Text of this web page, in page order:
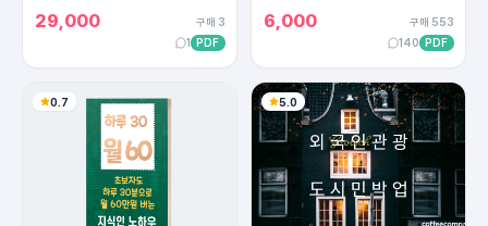
29,000
구매 3
1
PDF
용한 카피라이팅의 모든 방법!
6,000
구매 553
140
PDF
0.7 5.0